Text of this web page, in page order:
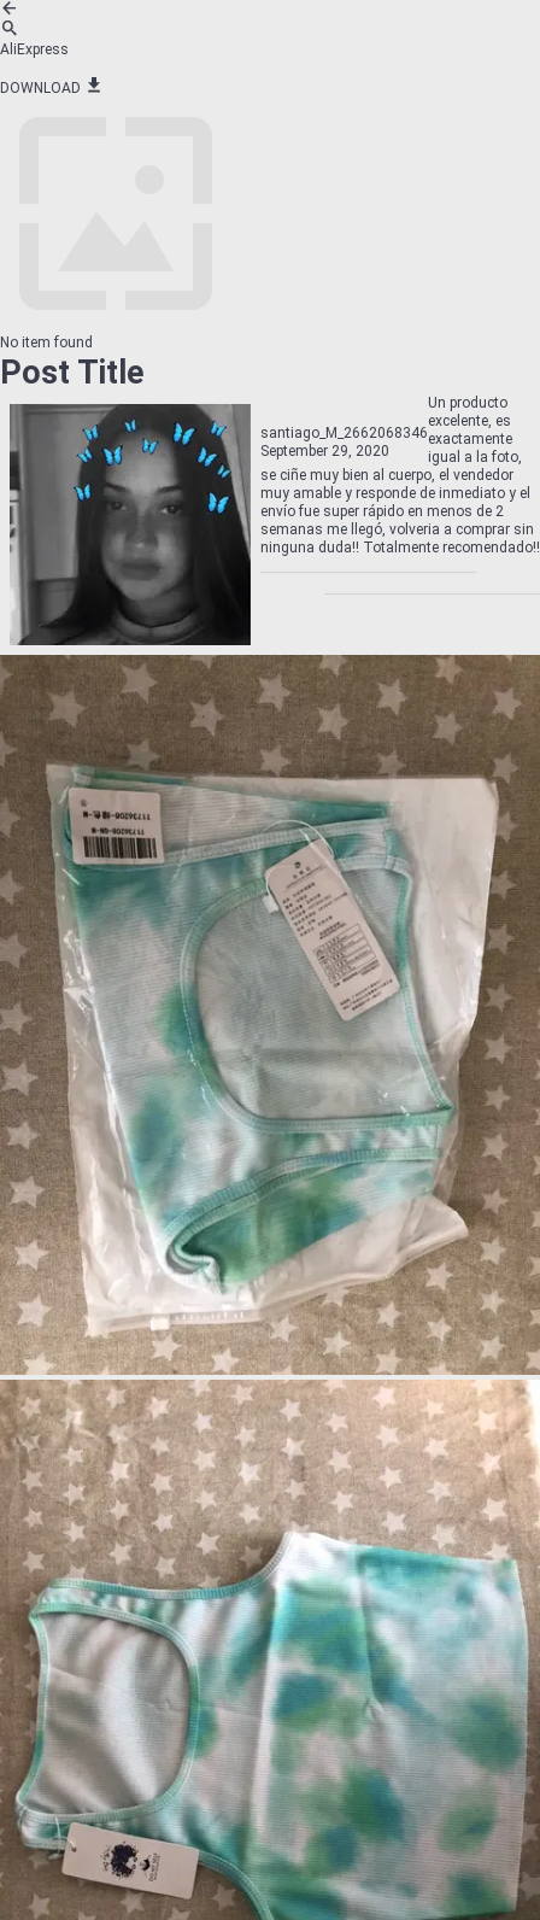
AliExpress
DOWNLOAD
No item found
Post Title
santiago_M_2662068346
September 29, 2020
Un producto
excelente, es
exactamente
igual a la foto,
se ciñe muy bien al cuerpo, el vendedor
muy amable y responde de inmediato y el
envío fue super rápido en menos de 2
semanas me llegó, volveria a comprar sin
ninguna duda!! Totalmente recomendado!!